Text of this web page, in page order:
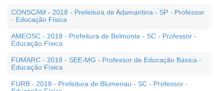
CONSCAM - 2018 - Prefeitura de Adamantina - SP - Professor
- Educação Física
AMEOSC - 2018 - Prefeitura de Belmonte - SC - Professor -
Educação Física
FUMARC - 2018 - SEE-MG - Professor de Educação Básica -
Educação Física
FURB - 2018 - Prefeitura de Blumenau - SC - Professor -